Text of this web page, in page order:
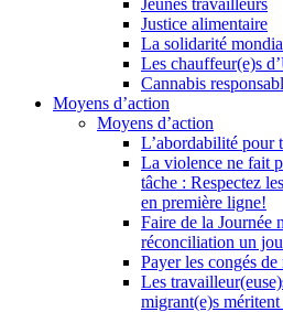
Justice alimentaire
La solidarité
Les chauffeur(e)s
Cannabis
Moyens d’action
Moyens d’action
L’abordabilité pour
La violence ne fait
tâche : Respectez
en première ligne!
Faire de la Journée
réconciliation un
Payer les congés
Les
migrant(e)s